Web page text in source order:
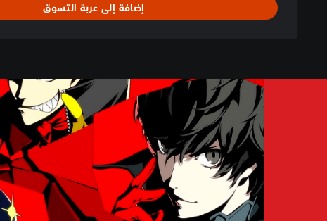
إضافة إلى عربة التسوق